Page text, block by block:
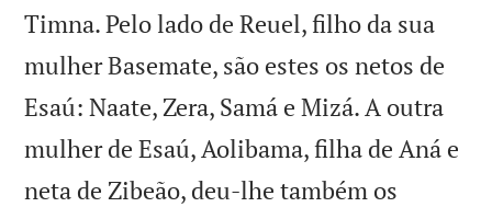
Timna. Pelo lado de Reuel, filho da sua
mulher Basemate, são estes os netos de
Esaú: Naate, Zera, Samá e Mizá. A outra
mulher de Esaú, Aolibama, filha de Aná e
neta de Zibeão, deu-lhe também os